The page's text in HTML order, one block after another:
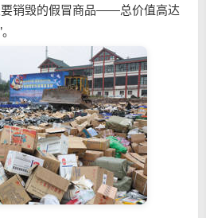
要销毁的假冒商品——总价值高达